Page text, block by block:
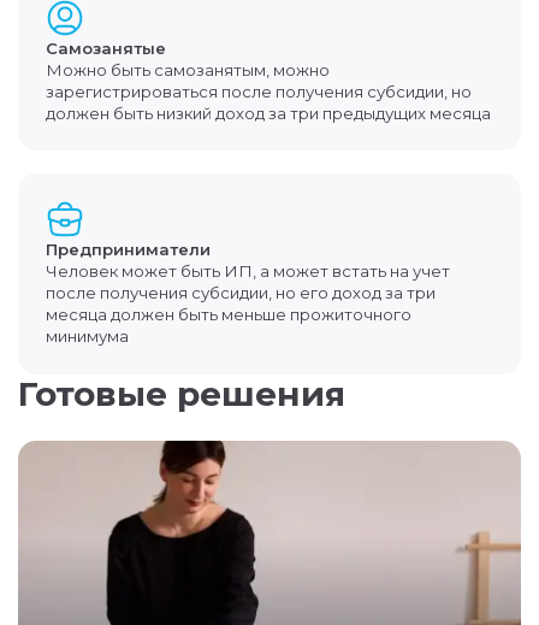
Самозанятые
Можно быть самозанятым, можно
зарегистрироваться после получения субсидии, но
должен быть низкий доход за три предыдущих месяца
Предприниматели
Человек может быть ИП, а может встать на учет
после получения субсидии, но его доход за три
месяца должен быть меньше прожиточного
минимума
Готовые решения